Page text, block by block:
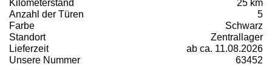
Kilometerstand
25 km
Anzahl der Türen
5
Farbe
Schwarz
Standort
Zentrallager
Lieferzeit
ab ca. 11.08.2026
Unsere Nummer
63452